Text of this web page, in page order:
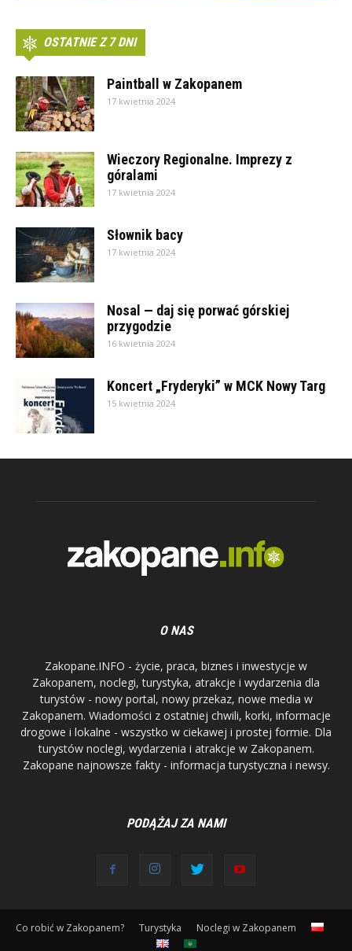
OSTATNIE Z 7 DNI
Paintball w Zakopanem
17 kwietnia 2024
Wieczory Regionalne. Imprezy z
góralami
17 kwietnia 2024
Słownik bacy
17 kwietnia 2024
Nosal — daj się porwać górskiej
przygodzie
16 kwietnia 2024
Koncert „Fryderyki” w MCK Nowy Targ
15 kwietnia 2024
O NAS
Zakopane.INFO - życie, praca, biznes i inwestycje w
Zakopanem, noclegi, turystyka, atrakcje i wydarzenia dla
turystów - nowy portal, nowy przekaz, nowe media w
Zakopanem. Wiadomości z ostatniej chwili, korki, informacje
drogowe i lokalne - wszystko w ciekawej i prostej formie. Dla
turystów noclegi, wydarzenia i atrakcje w Zakopanem.
Zakopane najnowsze fakty - informacja turystyczna i newsy.
PODĄŻAJ ZA NAMI
Co robić w Zakopanem? Turystyka Noclegi w Zakopanem